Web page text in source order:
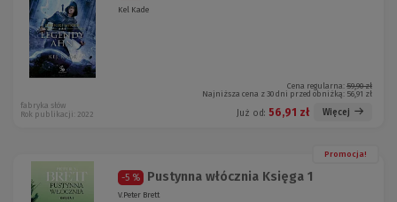
Kel Kade
Cena regularna: 59,90 zł
Najniższa cena z 30 dni przed obniżką: 56,91 zł
Już od: 56,91 zł Więcej
fabryka słów
Rok publikacji: 2022
Promocja!
-5 % Pustynna włócznia Księga 1
V.Peter Brett